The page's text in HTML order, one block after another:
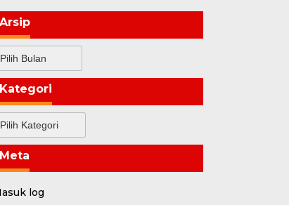
Arsip
Kategori
Meta
log